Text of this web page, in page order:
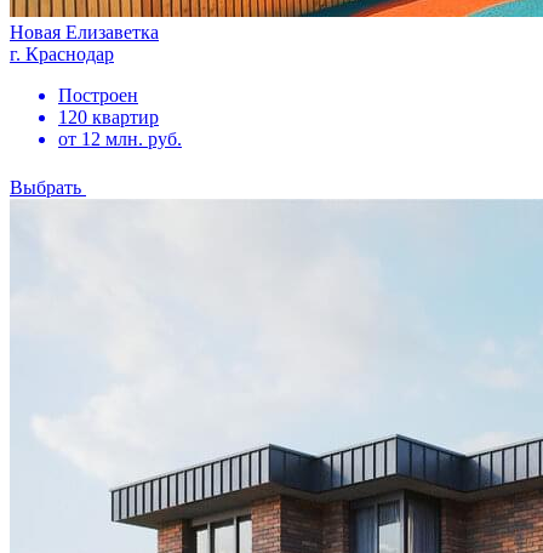
Новая Елизаветка
г. Краснодар
Построен
120 квартир
от 12 млн. руб.
Выбрать